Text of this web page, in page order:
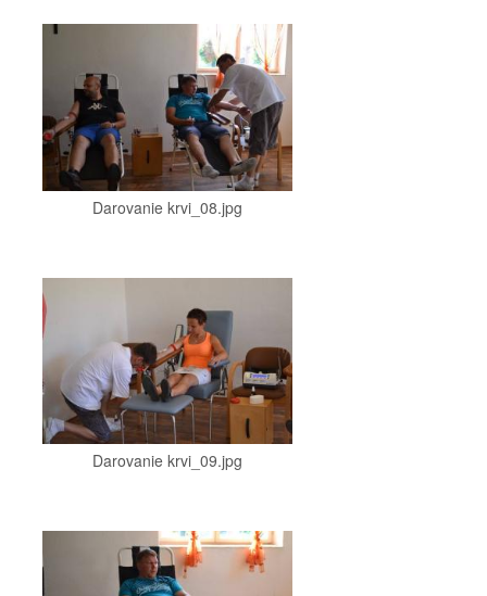
Darovanie krvi_08.jpg
Darovanie krvi_09.jpg